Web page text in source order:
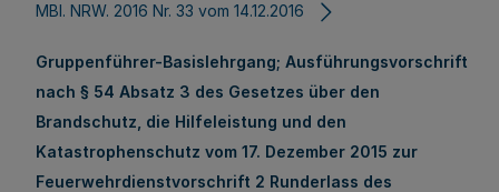
MBl. NRW. 2016 Nr. 33 vom 14.12.2016
Gruppenführer-Basislehrgang; Ausführungsvorschrift
nach § 54 Absatz 3 des Gesetzes über den
Brandschutz, die Hilfeleistung und den
Katastrophenschutz vom 17. Dezember 2015 zur
Feuerwehrdienstvorschrift 2 Runderlass des